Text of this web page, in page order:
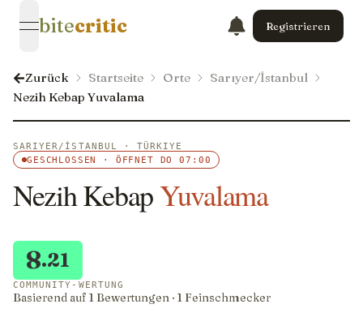
open navigation menu
bitecritic Registrieren
Zurück Startseite Orte
Sarıyer/İstanbul
Nezih Kebap Yuvalama
SARIYER/İSTANBUL · TÜRKIYE
GESCHLOSSEN · ÖFFNET DO 07:00
Nezih KebapYuvalama
8.21
COMMUNITY-WERTUNG
Basierend auf 1 Bewertungen · 1 Feinschmecker